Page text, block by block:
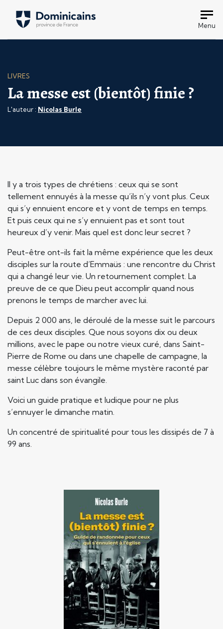
Menu
LIVRES
La messe est (bientôt) finie ?
L'auteur : Nicolas Burle
Il y a trois types de chrétiens : ceux qui se sont
tellement ennuyés à la messe qu’ils n’y vont plus. Ceux
qui s’y ennuient encore et y vont de temps en temps.
Et puis ceux qui ne s’y ennuient pas et sont tout
heureux d’y venir. Mais quel est donc leur secret ?
Peut-être ont-ils fait la même expérience que les deux
disciples sur la route d’Emmaüs : une rencontre du Christ
qui a changé leur vie. Un retournement complet. La
preuve de ce que Dieu peut accomplir quand nous
prenons le temps de marcher avec lui.
Depuis 2 000 ans, le déroulé de la messe suit le parcours
de ces deux disciples. Que nous soyons dix ou deux
millions, avec le pape ou notre vieux curé, dans Saint-
Pierre de Rome ou dans une chapelle de campagne, la
messe célèbre toujours le même mystère raconté par
saint Luc dans son évangile.
Voici un guide pratique et ludique pour ne plus
s’ennuyer le dimanche matin.
Un concentré de spiritualité pour tous les dissipés de 7 à
99 ans.